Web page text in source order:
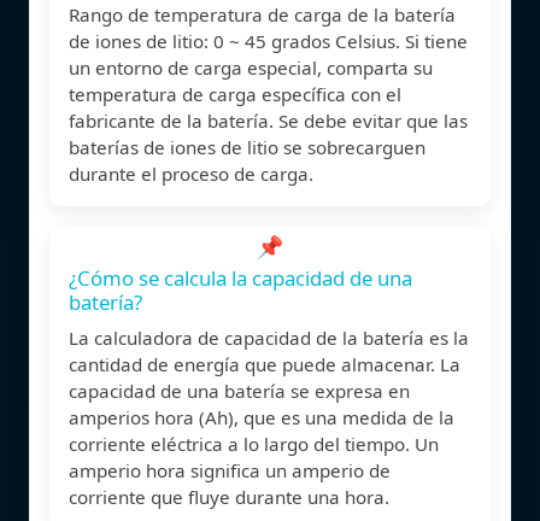
Rango de temperatura de carga de la batería
de iones de litio: 0 ~ 45 grados Celsius. Si tiene
un entorno de carga especial, comparta su
temperatura de carga específica con el
fabricante de la batería. Se debe evitar que las
baterías de iones de litio se sobrecarguen
durante el proceso de carga.
📌
¿Cómo se calcula la capacidad de una
batería?
La calculadora de capacidad de la batería es la
cantidad de energía que puede almacenar. La
capacidad de una batería se expresa en
amperios hora (Ah), que es una medida de la
corriente eléctrica a lo largo del tiempo. Un
amperio hora significa un amperio de
corriente que fluye durante una hora.